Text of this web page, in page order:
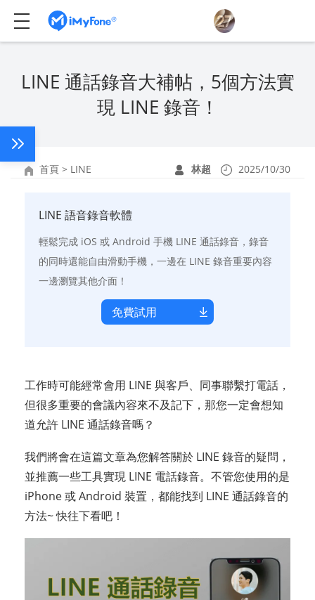
LINE 通話錄音大補帖，5個方法實
現 LINE 錄音！
首頁 > LINE 林超 2025/10/30
LINE 語音錄音軟體
輕鬆完成 iOS 或 Android 手機 LINE 通話錄音，錄音
的同時還能自由滑動手機，一邊在 LINE 錄音重要內容
一邊瀏覽其他介面！
免費試用
工作時可能經常會用 LINE 與客戶、同事聯繫打電話，
但很多重要的會議內容來不及記下，那您一定會想知
道允許 LINE 通話錄音嗎？
我們將會在這篇文章為您解答關於 LINE 錄音的疑問，
並推薦一些工具實現 LINE 電話錄音。不管您使用的是
iPhone 或 Android 裝置，都能找到 LINE 通話錄音的
方法~ 快往下看吧！